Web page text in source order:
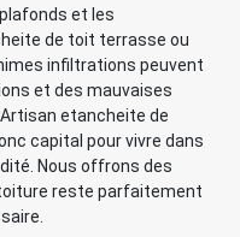
et les
de toit terrasse ou
infiltrations peuvent
et des mauvaises
etancheite de
capital pour vivre dans
Nous offrons des
reste parfaitement